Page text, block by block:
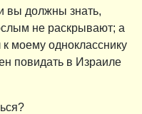
вы должны знать,
не раскрывают; а
моему однокласснику
повидать в Израиле